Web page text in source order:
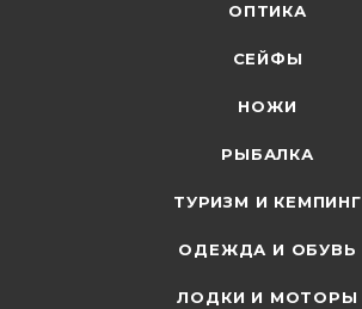
ОПТИКА
СЕЙФЫ
НОЖИ
РЫБАЛКА
ТУРИЗМ И КЕМПИНГ
ОДЕЖДА И ОБУВЬ
ЛОДКИ И МОТОРЫ